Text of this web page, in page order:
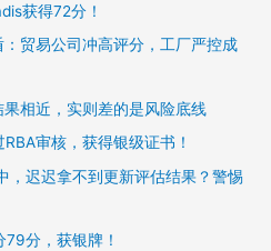
获得72分！
贸易公司冲高评分，工厂严控成
相近，实则差的是风险底线
审核，获得银级证书！
，迟迟拿不到更新评估结果？警惕
分，获银牌！